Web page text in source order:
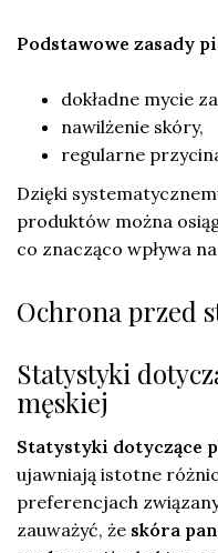
Podstawowe zasady
dokładne mycie
nawilżenie skóry,
regularne
Dzięki
produktów można
co znacząco wpływa
Ochrona przed
Statystyki
męskiej
Statystyki dotyczące
ujawniają istotne
preferencjach
zauważyć, że skóra